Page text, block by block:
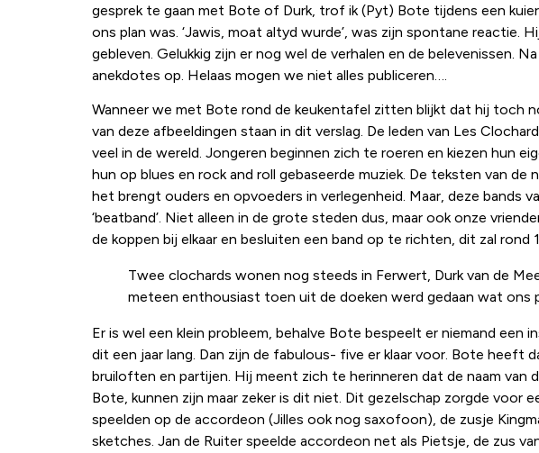
gesprek te gaan met Bote of Durk, trof ik (Pyt) Bote tijdens een
ons plan was. ‘Jawis, moat altyd wurde’, was zijn spontane
gebleven. Gelukkig zijn er nog wel de verhalen en de belevenissen.
anekdotes op. Helaas mogen we niet alles publiceren….
Wanneer we met Bote rond de keukentafel zitten blijkt dat hij toch
van deze afbeeldingen staan in dit verslag. De leden van Les
veel in de wereld. Jongeren beginnen zich te roeren en kiezen hun
hun op blues en rock and roll gebaseerde muziek. De teksten van
het brengt ouders en opvoeders in verlegenheid. Maar, deze bands
‘beatband’. Niet alleen in de grote steden dus, maar ook onze
de koppen bij elkaar en besluiten een band op te richten, dit zal rond
Twee clochards wonen nog steeds in Ferwert, Durk van de
meteen enthousiast toen uit de doeken werd gedaan wat ons
Er is wel een klein probleem, behalve Bote bespeelt er niemand
dit een jaar lang. Dan zijn de fabulous- five er klaar voor. Bote heeft
bruiloften en partijen. Hij meent zich te herinneren dat de naam van
Bote, kunnen zijn maar zeker is dit niet. Dit gezelschap zorgde voor
speelden op de accordeon (Jilles ook nog saxofoon), de zusje
sketches. Jan de Ruiter speelde accordeon net als Pietsje, de zus